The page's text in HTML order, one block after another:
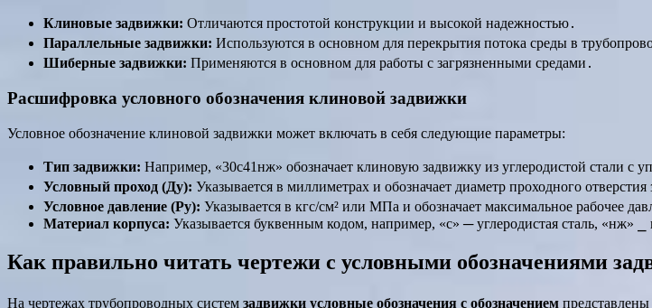
Клиновые задвижки: Отличаются простотой конструкции и высокой надежностью․
Параллельные задвижки: Используются в основном для перекрытия потока среды в
Шиберные задвижки: Применяются в основном для работы с загрязненными средами․
Расшифровка условного обозначения клиновой задвижки
Условное обозначение клиновой задвижки может включать в себя следующие параметры:
Тип задвижки: Например, «30с41нж» обозначает клиновую задвижку из углеродистой стали с
Условный проход (Ду): Указывается в миллиметрах и обозначает диаметр проходного отверстия
Условное давление (Ру): Указывается в кгс/см² или МПа и обозначает максимальное рабочее
Материал корпуса: Указывается буквенным кодом, например, «с» ─ углеродистая сталь, «нж» ⎯
Как правильно читать чертежи с условными обозначениями
На чертежах трубопроводных систем задвижки условные обозначения с обозначением